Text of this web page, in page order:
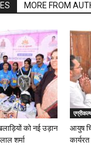
MORE FROM
को नई उड़ान
शर्मा
आयुष